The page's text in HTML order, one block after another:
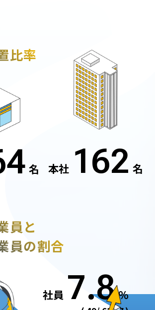
比率
名 本社 162 名
員と
員の割合
社員 7.8 ％